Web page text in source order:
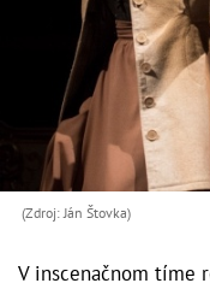
(Zdroj: Ján Štovka)
V inscenačnom tíme